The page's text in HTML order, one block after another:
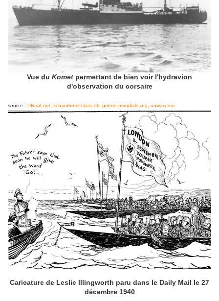
Vue du Komet permettant de bien voir l'hydravion
d'observation du corsaire
source : UBoat.net scharnhorst-class.dk guerre-mondiale.org onwar.com
Caricature de Leslie Illingworth paru dans le Daily Mail le 27
décembre 1940